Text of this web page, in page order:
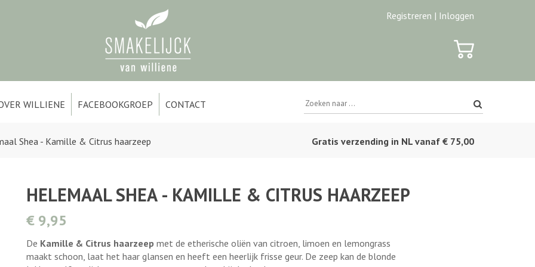
Registreren | Inloggen
WILLIENE FACEBOOKGROEP CONTACT
Shea - Kamille & Citrus haarzeep Gratis verzending in NL vanaf € 75,00
HELEMAAL SHEA - KAMILLE & CITRUS HAARZEEP
€ 9,95
De Kamille & Citrus haarzeep met de etherische oliën van citroen, limoen en lemongrass
maakt schoon, laat het haar glansen en heeft een heerlijk frisse geur. De zeep kan de blonde